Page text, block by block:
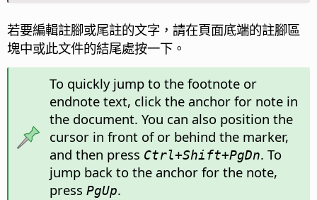
若要編輯註腳或尾註的文字，請在頁面底端的註腳區
塊中或此文件的結尾處按一下。
To quickly jump to the footnote or
endnote text, click the anchor for note in
the document. You can also position the
cursor in front of or behind the marker,
and then press Ctrl+Shift+PgDn. To
jump back to the anchor for the note,
press PgUp.